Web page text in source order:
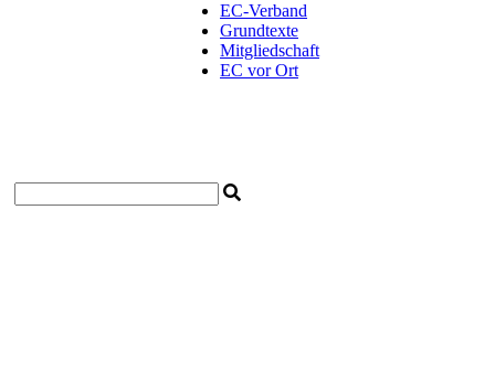
EC-Verband
Grundtexte
Mitgliedschaft
EC vor Ort